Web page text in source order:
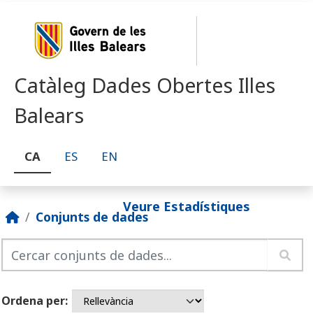
Catàleg Dades Obertes Illes
Balears
CA ES EN
Veure Estadístiques
Conjunts de dades
Ordena per